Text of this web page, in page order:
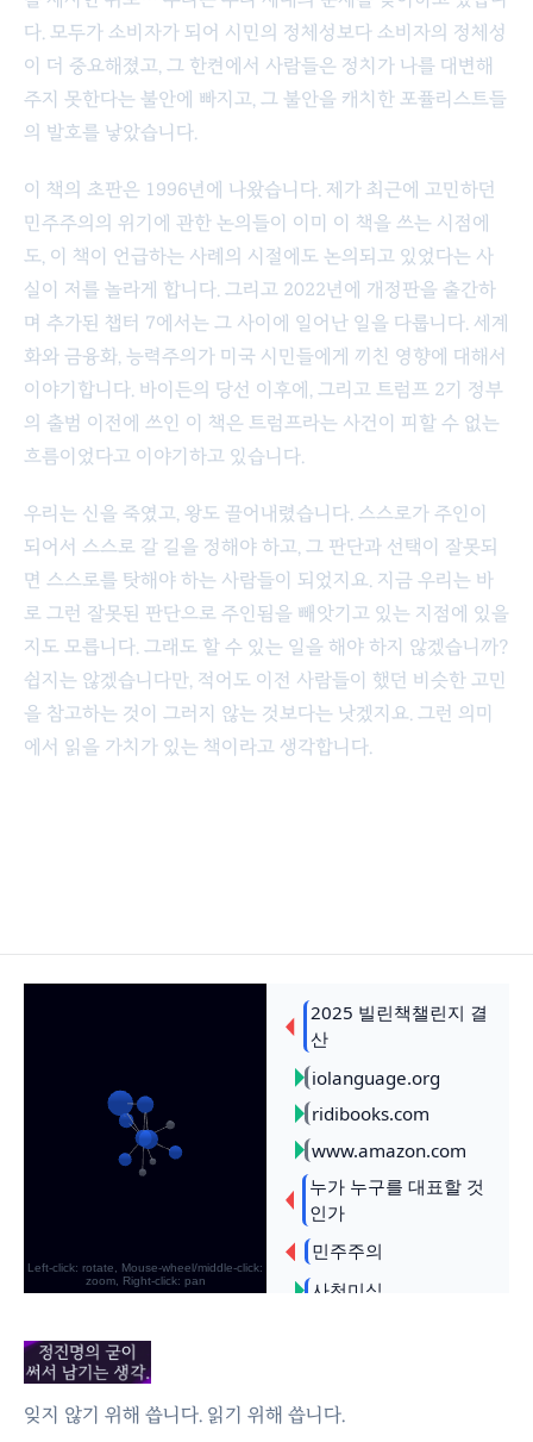
다. 모두가 소비자가 되어 시민의 정체성보다 소비자의 정체성
이 더 중요해졌고, 그 한켠에서 사람들은 정치가 나를 대변해
주지 못한다는 불안에 빠지고, 그 불안을 캐치한 포퓰리스트들
의 발호를 낳았습니다.
이 책의 초판은 1996년에 나왔습니다. 제가 최근에 고민하던
민주주의의 위기에 관한 논의들이 이미 이 책을 쓰는 시점에
도, 이 책이 언급하는 사례의 시절에도 논의되고 있었다는 사
실이 저를 놀라게 합니다. 그리고 2022년에 개정판을 출간하
며 추가된 챕터 7에서는 그 사이에 일어난 일을 다룹니다. 세계
화와 금융화, 능력주의가 미국 시민들에게 끼친 영향에 대해서
이야기합니다. 바이든의 당선 이후에, 그리고 트럼프 2기 정부
의 출범 이전에 쓰인 이 책은 트럼프라는 사건이 피할 수 없는
흐름이었다고 이야기하고 있습니다.
우리는 신을 죽였고, 왕도 끌어내렸습니다. 스스로가 주인이
되어서 스스로 갈 길을 정해야 하고, 그 판단과 선택이 잘못되
면 스스로를 탓해야 하는 사람들이 되었지요. 지금 우리는 바
로 그런 잘못된 판단으로 주인됨을 빼앗기고 있는 지점에 있을
지도 모릅니다. 그래도 할 수 있는 일을 해야 하지 않겠습니까?
쉽지는 않겠습니다만, 적어도 이전 사람들이 했던 비슷한 고민
을 참고하는 것이 그러지 않는 것보다는 낫겠지요. 그런 의미
에서 읽을 가치가 있는 책이라고 생각합니다.
잊지 않기 위해 씁니다. 읽기 위해 씁니다.